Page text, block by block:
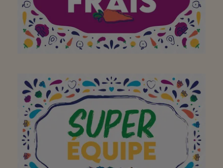
Super keuze van
producten en verser dan
elders